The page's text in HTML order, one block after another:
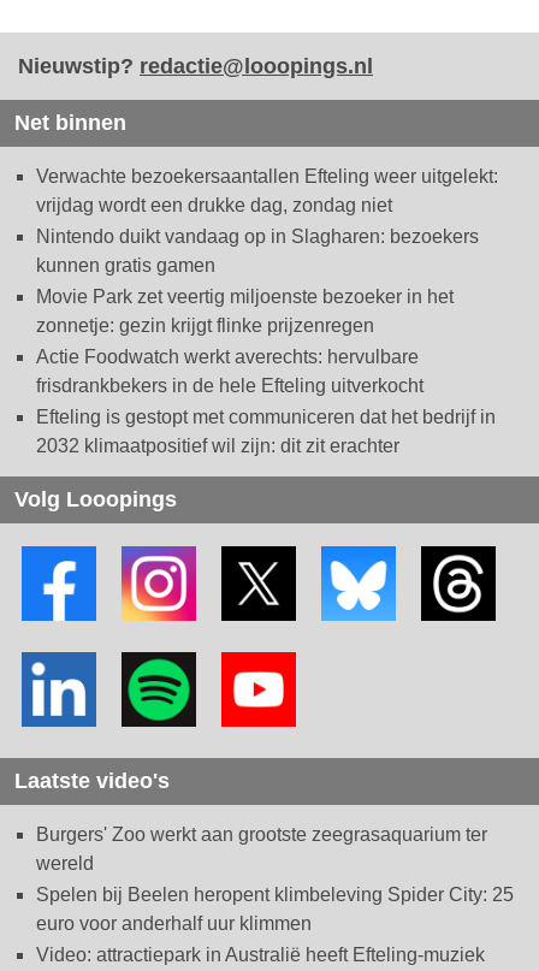
Nieuwstip? redactie@looopings.nl
Net binnen
Verwachte bezoekersaantallen Efteling weer uitgelekt:
vrijdag wordt een drukke dag, zondag niet
Nintendo duikt vandaag op in Slagharen: bezoekers
kunnen gratis gamen
Movie Park zet veertig miljoenste bezoeker in het
zonnetje: gezin krijgt flinke prijzenregen
Actie Foodwatch werkt averechts: hervulbare
frisdrankbekers in de hele Efteling uitverkocht
Efteling is gestopt met communiceren dat het bedrijf in
2032 klimaatpositief wil zijn: dit zit erachter
Volg Looopings
Laatste video's
Burgers' Zoo werkt aan grootste zeegrasaquarium ter
wereld
Spelen bij Beelen heropent klimbeleving Spider City: 25
euro voor anderhalf uur klimmen
Video: attractiepark in Australië heeft Efteling-muziek